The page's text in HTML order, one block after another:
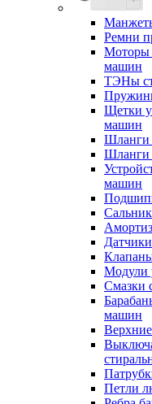
Ремни
Моторы
машин
ТЭНы
Щетки
машин
Шланги
Шланги
машин
Модули
Смазки
машин
Петли